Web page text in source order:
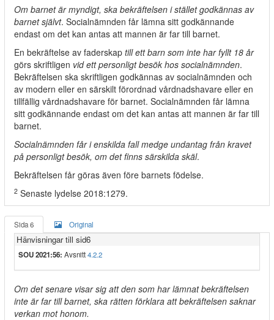
Om barnet är myndigt, ska bekräftelsen i stället godkännas av
barnet självt. Socialnämnden får lämna sitt godkännande
endast om det kan antas att mannen är far till barnet.
En bekräftelse av faderskap till ett barn som inte har fyllt 18 år
görs skriftligen vid ett personligt besök hos socialnämnden.
Bekräftelsen ska skriftligen godkännas av socialnämnden och
av modern eller en särskilt förordnad vårdnadshavare eller en
tillfällig vårdnadshavare för barnet. Socialnämnden får lämna
sitt godkännande endast om det kan antas att mannen är far till
barnet.
Socialnämnden får i enskilda fall medge undantag från kravet
på personligt besök, om det finns särskilda skäl.
Bekräftelsen får göras även före barnets födelse.
2 Senaste lydelse 2018:1279.
Sida 6 Original
Hänvisningar till sid6
SOU 2021:56: Avsnitt4.2.2
Om det senare visar sig att den som har lämnat bekräftelsen
inte är far till barnet, ska rätten förklara att bekräftelsen saknar
verkan mot honom.